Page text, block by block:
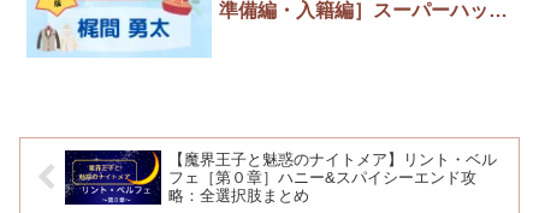
準備編・入籍編］スーパーハッピ
【魔界王子と魅惑のナイトメア】リント・ベル
フェ［第０章］ハニー&スパイシーエンド攻
略：全選択肢まとめ